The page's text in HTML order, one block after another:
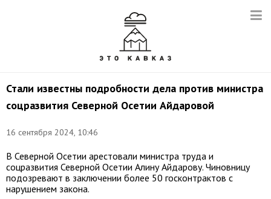
Стали известны подробности дела против министра
соцразвития Северной Осетии Айдаровой
16 сентября 2024, 10:46
В Северной Осетии арестовали министра труда и
соцразвития Северной Осетии Алину Айдарову. Чиновницу
подозревают в заключении более 50 госконтрактов с
нарушением закона.